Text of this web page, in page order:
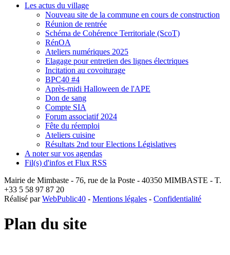
Les actus du village
Nouveau site de la commune en cours de construction
Réunion de rentrée
Schéma de Cohérence Territoriale (ScoT)
RénOA
Ateliers numériques 2025
Elagage pour entretien des lignes électriques
Incitation au covoiturage
BPC40 #4
Après-midi Halloween de l'APE
Don de sang
Compte SIA
Forum associatif 2024
Fête du réemploi
Ateliers cuisine
Résultats 2nd tour Elections Législatives
A noter sur vos agendas
Fil(s) d'infos et Flux RSS
Mairie de Mimbaste - 76, rue de la Poste - 40350 MIMBASTE - T.
+33 5 58 97 87 20
Réalisé parWebPublic40 - Mentions légales - Confidentialité
Plan du site